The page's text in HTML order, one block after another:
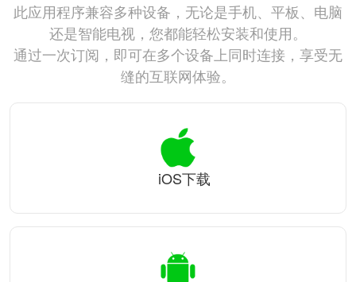
此应用程序兼容多种设备，无论是手机、平板、电脑
还是智能电视，您都能轻松安装和使用。
通过一次订阅，即可在多个设备上同时连接，享受无
缝的互联网体验。
iOS下载